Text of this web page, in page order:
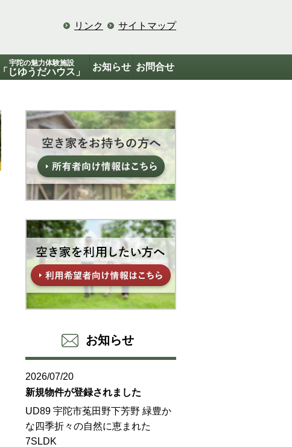
リンク サイトマップ
宇陀の魅力体験施設
「じゆうだハウス」 お知らせ お問合せ
お知らせ
2026/07/20
新規物件が登録されました
UD89 宇陀市菟田野下芳野 緑豊か
な四季折々の自然に恵まれた
7SLDK